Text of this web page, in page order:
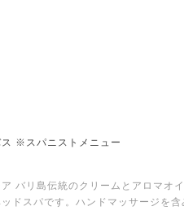
ス ※スパニストメニュー
バリ島伝統のクリームとアロマオ
ドスパです。ハンドマッサージを含